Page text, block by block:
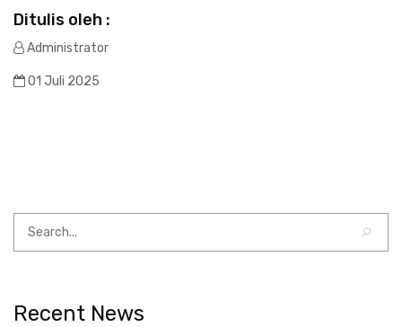
Ditulis oleh :
Administrator
01 Juli 2025
Recent News